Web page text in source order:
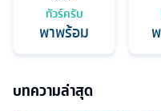
ทัวร์ครับ
พาพร้อม
บทความล่าสุด